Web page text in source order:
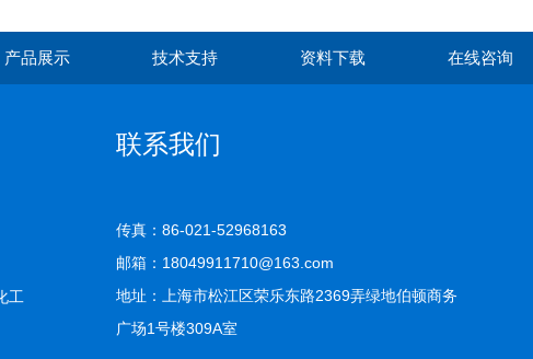
产品展示 技术支持 资料下载 在线咨询
工
联系我们
传真：86-021-52968163
邮箱：18049911710@163.com
地址：上海市松江区荣乐东路2369弄绿地伯顿商务
广场1号楼309A室